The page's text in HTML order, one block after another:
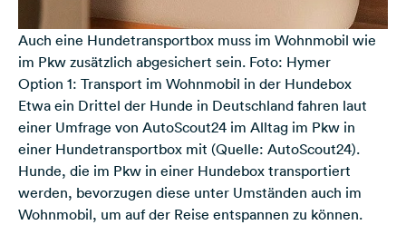
Auch eine Hundetransportbox muss im Wohnmobil wie
im Pkw zusätzlich abgesichert sein. Foto: Hymer
Option 1: Transport im Wohnmobil in der Hundebox
Etwa ein Drittel der Hunde in Deutschland fahren laut
einer Umfrage von AutoScout24 im Alltag im Pkw in
einer Hundetransportbox mit (Quelle: AutoScout24).
Hunde, die im Pkw in einer Hundebox transportiert
werden, bevorzugen diese unter Umständen auch im
Wohnmobil, um auf der Reise entspannen zu können.